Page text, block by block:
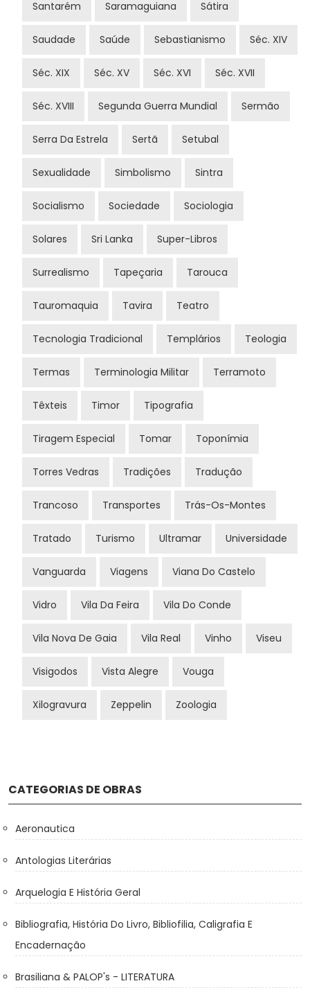
CATEGORIAS DE OBRAS
Aeronautica
Antologias Literárias
Arquelogia E História Geral
Bibliografia, História Do Livro, Bibliofilia, Caligrafia E
Encadernação
Brasiliana & PALOP's - LITERATURA
Santarém Saramaguiana Sátira
Saudade Saúde Sebastianismo Séc. XIV
Séc. XIX Séc. XV Séc. XVI Séc. XVII
Séc. XVIII Segunda Guerra Mundial Sermão
Serra Da Estrela Sertã Setubal
Sexualidade Simbolismo Sintra
Socialismo Sociedade Sociologia
Solares Sri Lanka Super-Libros
Surrealismo Tapeçaria Tarouca
Tauromaquia Tavira Teatro
Tecnologia Tradicional Templários Teologia
Termas Terminologia Militar Terramoto
Têxteis Timor Tipografia
Tiragem Especial Tomar Toponímia
Torres Vedras Tradições Tradução
Trancoso Transportes Trás-Os-Montes
Tratado Turismo Ultramar Universidade
Vanguarda Viagens Viana Do Castelo
Vidro Vila Da Feira Vila Do Conde
Vila Nova De Gaia Vila Real Vinho Viseu
Visigodos Vista Alegre Vouga
Xilogravura Zeppelin Zoologia